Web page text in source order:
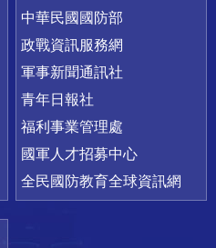
中華民國國防部
政戰資訊服務網
軍事新聞通訊社
青年日報社
福利事業管理處
國軍人才招募中心
全民國防教育全球資訊網